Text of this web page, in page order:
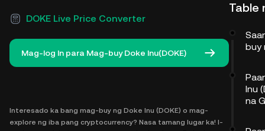
DOKE Live Price Converter
Mag-log In para Mag-buy Doke Inu(DOKE)
Interesado ka bang mag-buy ng Doke Inu (DOKE) o mag-
explore ng iba pang cryptocurrency? Nasa tamang lugar ka! I-
Table
buy
Inu
na